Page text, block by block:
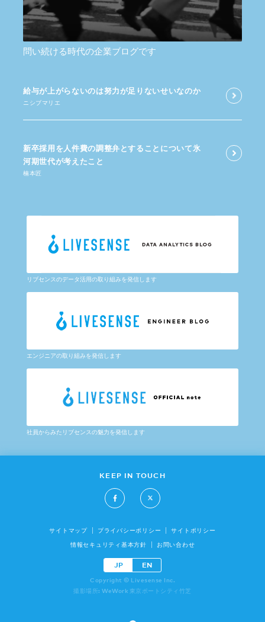
問い続ける時代の企業ブログです
給与が​上がらないのは​努力が​足りないせいなのか
ニシブマリエ
新卒採用を​人件費の​調整弁と​する​ことに​ついて​氷
河期世代が​考えた​こと
楠本匠
リブセンスのデータ活用の取り組みを発信します
エンジニアの取り組みを発信します
社員からみたリブセンスの魅力を発信します
KEEP IN TOUCH
サイトマップ プライバシーポリシー サイトポリシー
情報セキュリティ基本方針 お問い合わせ
JP EN
Copyright © Livesense Inc.
撮影場所: WeWork 東京ポートシティ竹芝